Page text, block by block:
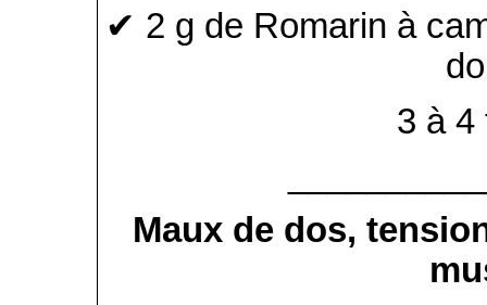
✔ 2 g de Romarin à
3 à 4
Maux de dos,